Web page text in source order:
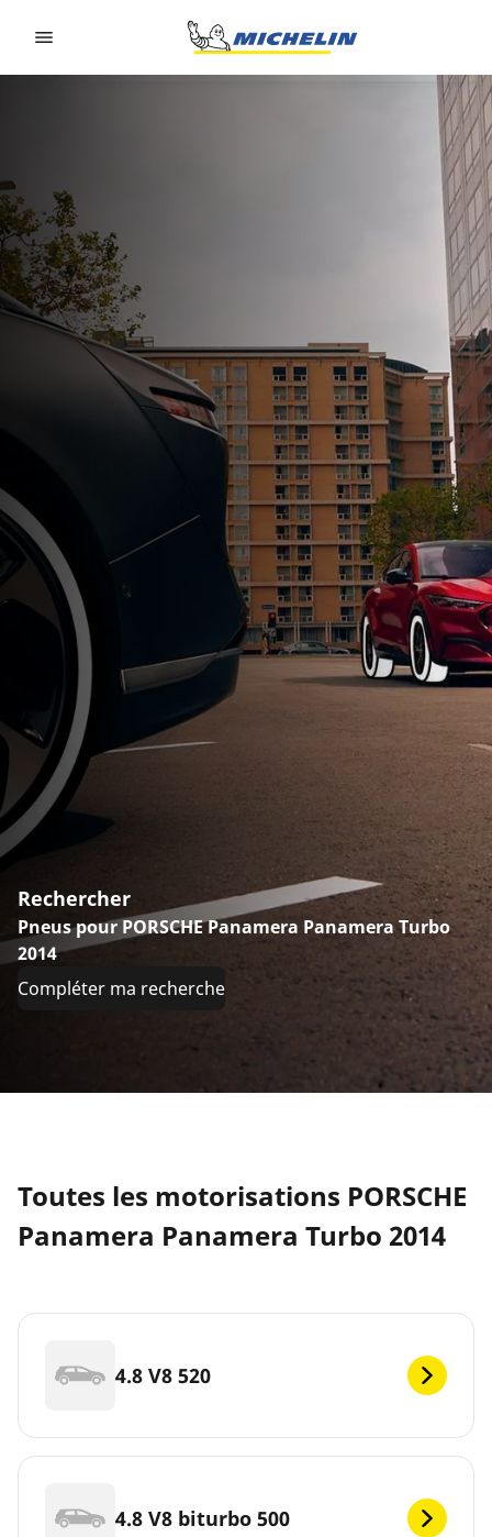
Rechercher
Pneus pour PORSCHE Panamera Panamera Turbo
2014
Compléter ma recherche
Toutes les motorisations PORSCHE
Panamera Panamera Turbo 2014
4.8 V8 520
4.8 V8 biturbo 500